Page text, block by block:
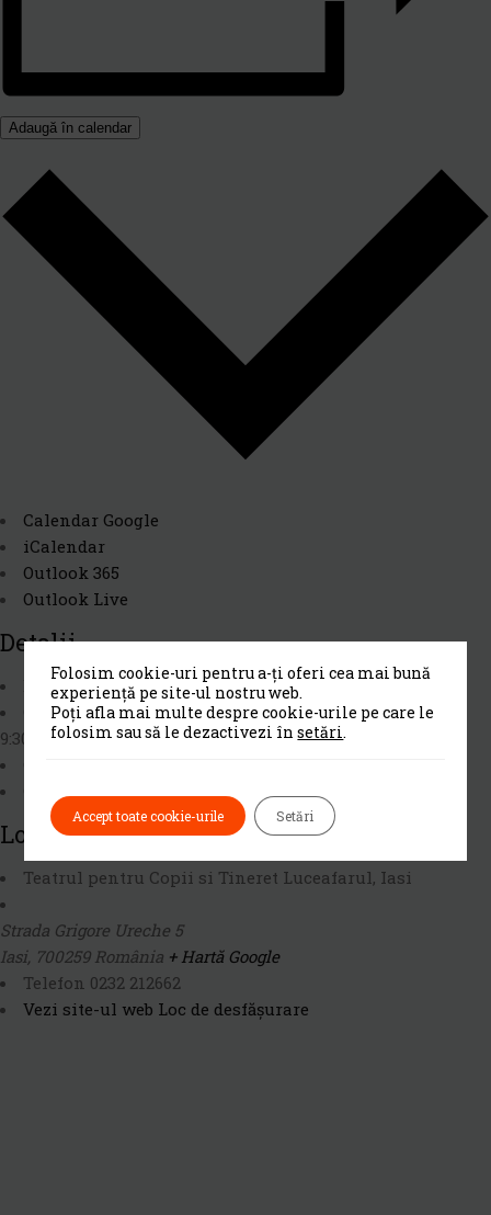
Adaugă în calendar
Calendar Google
iCalendar
Outlook 365
Outlook Live
Detalii
Dată: iunie 9, 2017
Oră:
9:30 am - 12:30 pm
Loc De Desfășurare
Teatrul pentru Copii si Tineret Luceafarul, Iasi
Strada Grigore Ureche 5
Iasi, 700259 România + Hartă Google
Telefon 0232 212662
Vezi site-ul web Loc de desfășurare
Folosim cookie-uri pentru a-ți oferi cea mai bună
experiență pe site-ul nostru web.
Poți afla mai multe despre cookie-urile pe care le
folosim sau să le dezactivezi însetări.
Accept toate cookie-urile Setări